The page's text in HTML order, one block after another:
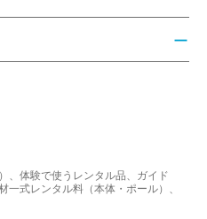
、体験で使うレンタル品、ガイド
式レンタル料（本体・ポール）、